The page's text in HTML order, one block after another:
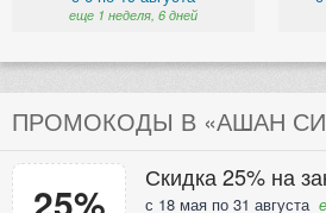
еще 1 неделя, 6 дней
ПРОМОКОДЫ В «АШАН
25%
Скидка 25% на
с 18 мая по 31 августа